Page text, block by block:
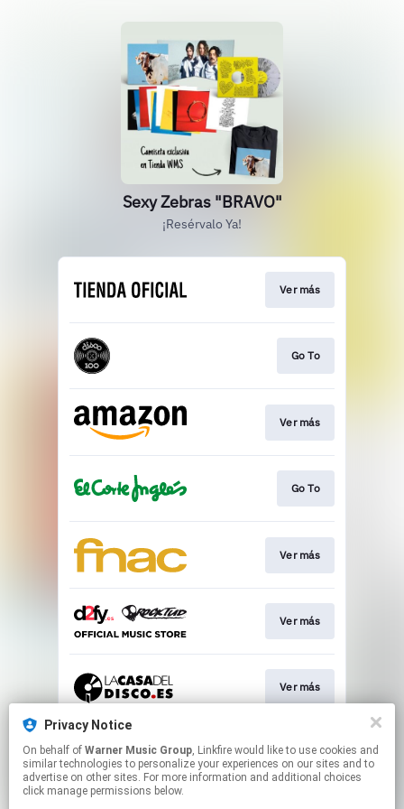
Sexy Zebras "BRAVO"
¡Resérvalo Ya!
Ver más
Go To
Ver más
Go To
Ver más
Ver más
Ver más
Ver más
Privacy Notice
On behalf of Warner Music Group, Linkfire would like to use cookies and
similar technologies to personalize your experiences on our sites and to
advertise on other sites. For more information and additional choices
click manage permissions below.